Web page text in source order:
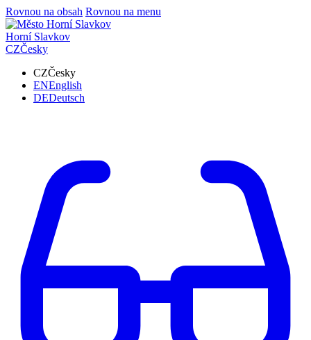
Rovnou na obsah Rovnou na menu
Horní Slavkov
CZČesky
CZČesky
ENEnglish
DEDeutsch